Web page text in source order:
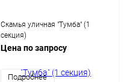
Скамья уличная "Тумба" (1
секция)
Цена по запросу
Подробнее